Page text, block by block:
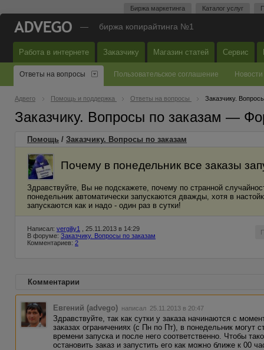
Биржа маркетинга Каталог услуг
— биржа копирайтинга №1
Работа в интернете Заказчику Магазин статей Сервис
Ответы на вопросы Пользовательское соглашение Новости
Адвего Помощь и поддержка Ответы на вопросы Заказчику.
Заказчику. Вопросы по заказам —
Помощь / Заказчику. Вопросы по заказам
Почему в понедельник все заказы
Здравствуйте, Вы не подскажете, почему по странной
понедельник автоматически запускаются дважды, хотя в
запускаются как и надо - один раз в сутки!
Написал: vergiliy1
, 25.11.2013 в 14:29
В форуме: Заказчику. Вопросы по заказам
Комментариев: 2
Комментарии
Евгений (advego) написал 25.11.2013 в 20:47
Здравствуйте, так как сутки у заказа начинаются с
заказах ограничениях (с Пн по Пт), в понедельник могут
времени запуска и после него соответственно. Чтобы
остановить заказ и запустить его как можно ближе к 00